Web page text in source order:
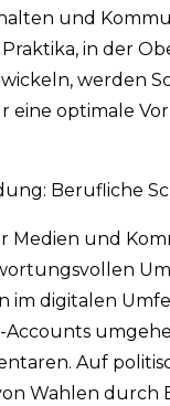
und
in der
werden
eine optimale
Berufliche
Medien und
digitalen
Accounts
Auf
Wahlen durch